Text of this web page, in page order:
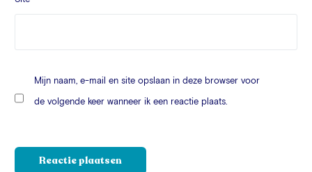
Mijn naam, e-mail en site opslaan in deze browser voor
de volgende keer wanneer ik een reactie plaats.